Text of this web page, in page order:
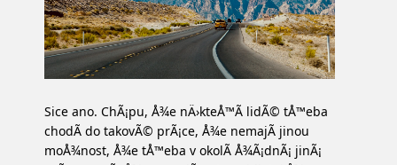
Sice ano. ChÃ¡pu, Å¾e nÄ›kteÅ™Ã­ lidÃ© tÅ™eba
chodÃ­ do takovÃ© prÃ¡ce, Å¾e nemajÃ­ jinou
moÅ¾nost, Å¾e tÅ™eba v okolÃ­ Å¾Ã¡dnÃ¡ jinÃ¡